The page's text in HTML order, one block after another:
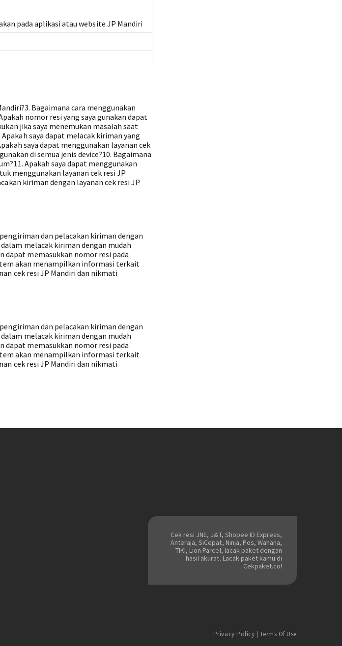
pada aplikasi atau website JP Mandiri
Bagaimana cara menggunakan
nomor resi yang saya gunakan dapat
jika saya menemukan masalah saat
saya dapat melacak kiriman yang
saya dapat menggunakan layanan cek
di semua jenis device?10. Bagaimana
Apakah saya dapat menggunakan
menggunakan layanan cek resi JP
kiriman dengan layanan cek resi JP
dan pelacakan kiriman dengan
melacak kiriman dengan mudah
dapat memasukkan nomor resi pada
akan menampilkan informasi terkait
cek resi JP Mandiri dan nikmati
dan pelacakan kiriman dengan
melacak kiriman dengan mudah
dapat memasukkan nomor resi pada
akan menampilkan informasi terkait
cek resi JP Mandiri dan nikmati
Cek resi JNE, J&T, Shopee ID Express,
Anteraja, SiCepat, Ninja, Pos, Wahana,
TIKI, Lion Parcel, lacak paket dengan
hasil akurat. Lacak paket kamu di
Cekpaket.co!
Privacy Policy | Terms Of Use